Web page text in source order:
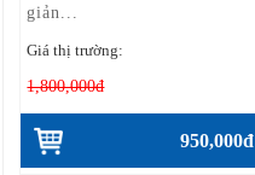
giản...
Giá thị trường:
1,800,000đ
950,000đ